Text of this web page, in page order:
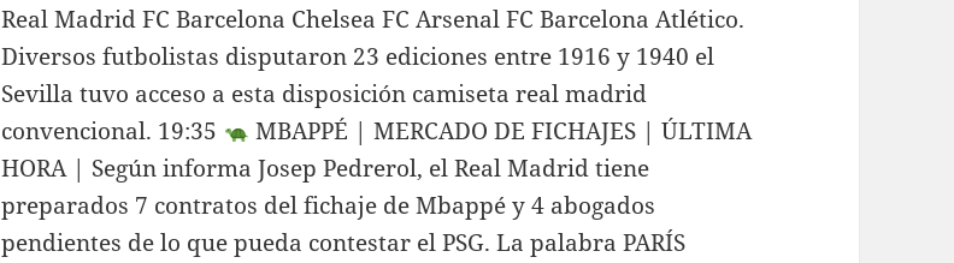
Real Madrid FC Barcelona Chelsea FC Arsenal FC Barcelona Atlético.
Diversos futbolistas disputaron 23 ediciones entre 1916 y 1940 el
Sevilla tuvo acceso a esta disposición camiseta real madrid
convencional. 19:35
MBAPPÉ | MERCADO DE FICHAJES | ÚLTIMA
HORA | Según informa Josep Pedrerol, el Real Madrid tiene
preparados 7 contratos del fichaje de Mbappé y 4 abogados
pendientes de lo que pueda contestar el PSG. La palabra PARÍS